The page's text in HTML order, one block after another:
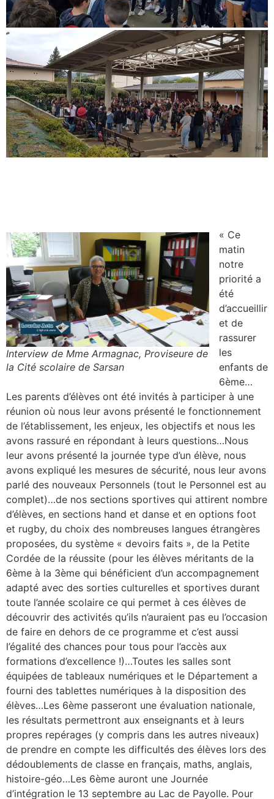
Interview de Mme Armagnac, Proviseure de
la Cité scolaire de Sarsan
« Ce
matin
notre
priorité a
été
d’accueillir
et de
rassurer
les
enfants de
6ème…
Les parents d’élèves ont été invités à participer à une
réunion où nous leur avons présenté le fonctionnement
de l’établissement, les enjeux, les objectifs et nous les
avons rassuré en répondant à leurs questions…Nous
leur avons présenté la journée type d’un élève, nous
avons expliqué les mesures de sécurité, nous leur avons
parlé des nouveaux Personnels (tout le Personnel est au
complet)…de nos sections sportives qui attirent nombre
d’élèves, en sections hand et danse et en options foot
et rugby, du choix des nombreuses langues étrangères
proposées, du système « devoirs faits », de la Petite
Cordée de la réussite (pour les élèves méritants de la
6ème à la 3ème qui bénéficient d’un accompagnement
adapté avec des sorties culturelles et sportives durant
toute l’année scolaire ce qui permet à ces élèves de
découvrir des activités qu’ils n’auraient pas eu l’occasion
de faire en dehors de ce programme et c’est aussi
l’égalité des chances pour tous pour l’accès aux
formations d’excellence !)…Toutes les salles sont
équipées de tableaux numériques et le Département a
fourni des tablettes numériques à la disposition des
élèves…Les 6ème passeront une évaluation nationale,
les résultats permettront aux enseignants et à leurs
propres repérages (y compris dans les autres niveaux)
de prendre en compte les difficultés des élèves lors des
dédoublements de classe en français, maths, anglais,
histoire-géo…Les 6ème auront une Journée
d’intégration le 13 septembre au Lac de Payolle. Pour